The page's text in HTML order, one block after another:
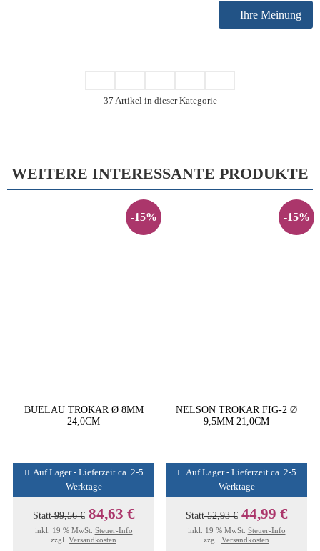
Ihre Meinung
37 Artikel in dieser Kategorie
WEITERE INTERESSANTE PRODUKTE
-15%
BUELAU TROKAR Ø 8MM
24,0CM
Auf Lager - Lieferzeit ca. 2-5
Werktage
Statt99,56 € 84,63 €
inkl. 19 % MwSt. Steuer-Info
zzgl. Versandkosten
-15%
NELSON TROKAR FIG-2 Ø
9,5MM 21,0CM
Auf Lager - Lieferzeit ca. 2-5
Werktage
Statt52,93 € 44,99 €
inkl. 19 % MwSt. Steuer-Info
zzgl. Versandkosten